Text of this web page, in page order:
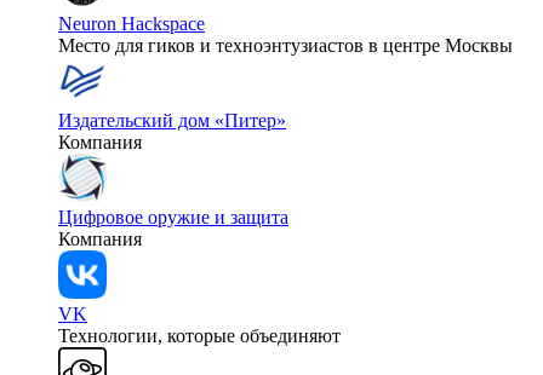
Neuron Hackspace
Место для гиков и техноэнтузиастов в центре Москвы
Издательский дом «Питер»
Компания
Цифровое оружие и защита
Компания
VK
Технологии, которые объединяют